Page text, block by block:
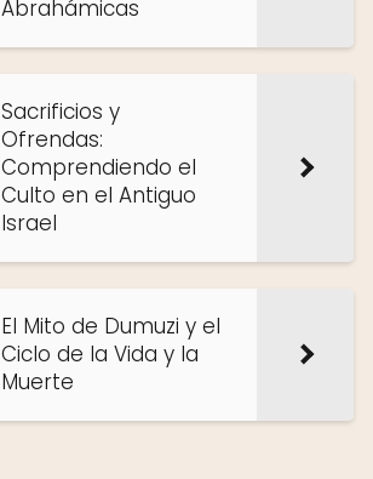
Abrahámicas
Sacrificios y
Ofrendas:
Comprendiendo el
Culto en el Antiguo
Israel
El Mito de Dumuzi y el
Ciclo de la Vida y la
Muerte